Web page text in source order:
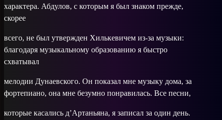
характера. Абдулов, с которым я был знаком прежде,
скорее
всего, не был утвержден Хилькевичем из-за музыки:
благодаря музыкальному образованию я быстро
схватывал
мелодии Дунаевского. Он показал мне музыку дома, за
фортепиано, она мне безумно понравилась. Все песни,
которые касались д’Артаньяна, я записал за один день.